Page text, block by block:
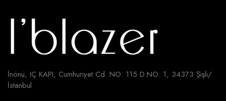
İnönü, IÇ KAPI, Cumhuriyet Cd. NO: 115 D:NO: 1, 34373 Şişli/
İstanbul